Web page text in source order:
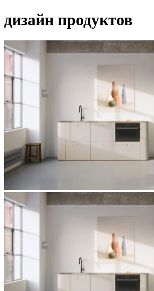
дизайн продуктов